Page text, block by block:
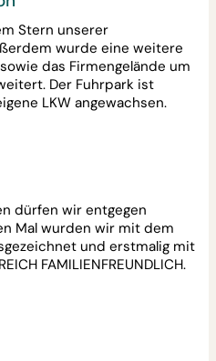
Stern unserer
wurde eine weitere
das Firmengelände um
Der Fuhrpark ist
LKW angewachsen.
dürfen wir entgegen
Mal wurden wir mit dem
und erstmalig mit
FAMILIENFREUNDLICH.